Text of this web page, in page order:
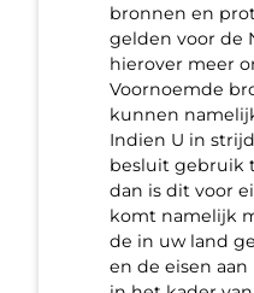
bronnen en
gelden voor de
hierover meer
Voornoemde
kunnen
Indien U in
besluit gebruik
dan is dit voor
komt namelijk
de in uw land
en de eisen